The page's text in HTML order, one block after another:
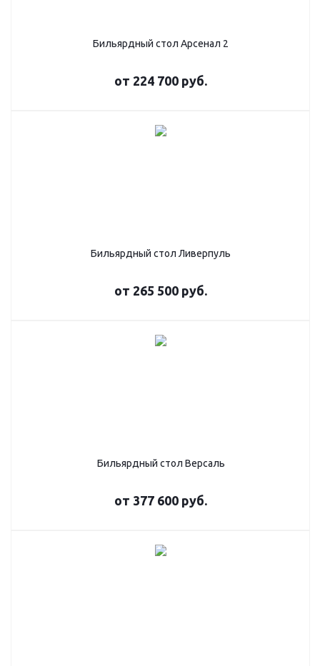
Бильярдный стол Арсенал 2
от 224 700 руб.
Бильярдный стол Ливерпуль
от 265 500 руб.
Бильярдный стол Версаль
от 377 600 руб.